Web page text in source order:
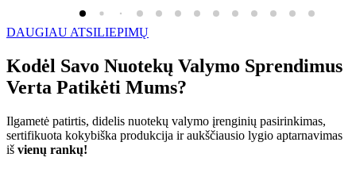
DAUGIAU ATSILIEPIMŲ
Kodėl Savo Nuotekų Valymo Sprendimus
Verta Patikėti Mums?
Ilgametė patirtis, didelis nuotekų valymo įrenginių pasirinkimas,
sertifikuota kokybiška produkcija ir aukščiausio lygio aptarnavimas
iš vienų rankų!